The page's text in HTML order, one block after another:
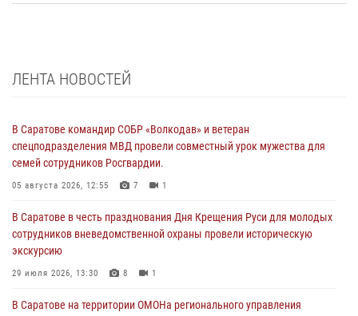
ЛЕНТА НОВОСТЕЙ
В Саратове командир СОБР «Волкодав» и ветеран
спецподразделения МВД провели совместный урок мужества для
семей сотрудников Росгвардии.
05 августа 2026, 12:55 7 1
В Саратове в честь празднования Дня Крещения Руси для молодых
сотрудников вневедомственной охраны провели историческую
экскурсию
29 июля 2026, 13:30 8 1
В Саратове на территории ОМОНа регионального управления